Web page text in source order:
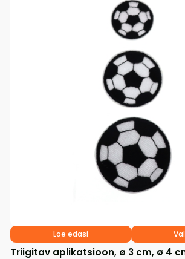
Triigitav aplikatsioon, ø 3 cm, ø 4
Loe edasi